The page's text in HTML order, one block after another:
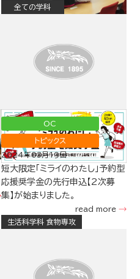
全ての学科
OC
トピックス
2024年03月19日
短大限定「ミライのわたし」予約型
応援奨学金の先行申込【2次募
集】が始まりました。
read more
生活科学科 食物専攻